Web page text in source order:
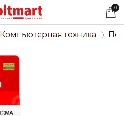
0
Компьютерная техника